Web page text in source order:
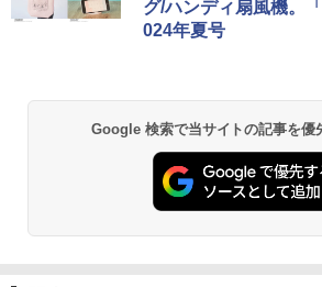
ッシュ 簡単設置 ワン
&ハイキング カーキ
PYKES PEAK (パイク
ト プライバシー テン
人用 折りたたみ 防災
ーチ ピクニック ポッ
易 トイレテント (オリ
￥14,800
GRANDOOR ステン
コンパクト 保冷力長
￥2,980
DEWEL パラソル 大
グ/ハンディ扇風機。
024年夏号
Google 検索で当サイトの記事を優